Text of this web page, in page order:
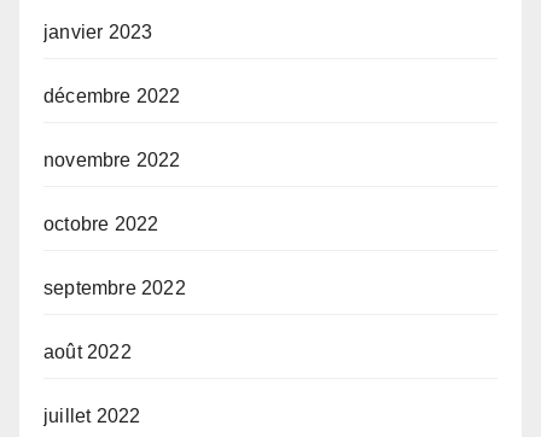
janvier 2023
décembre 2022
novembre 2022
octobre 2022
septembre 2022
août 2022
juillet 2022